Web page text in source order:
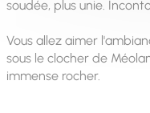
soudée, plus unie.
Vous allez aimer
sous le clocher de
immense rocher.